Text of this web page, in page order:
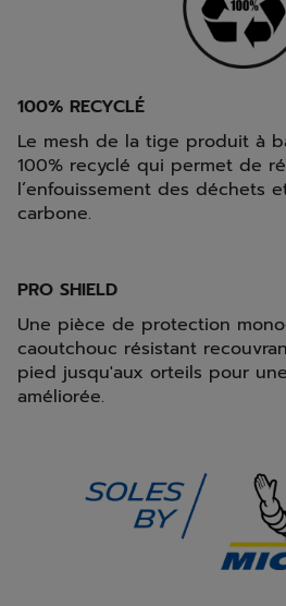
100% RECYCLÉ
Le mesh de la tige produit à
100% recyclé qui permet de
l’enfouissement des déchets
carbone.
PRO SHIELD
Une pièce de protection
caoutchouc résistant
pied jusqu'aux orteils pour
améliorée.